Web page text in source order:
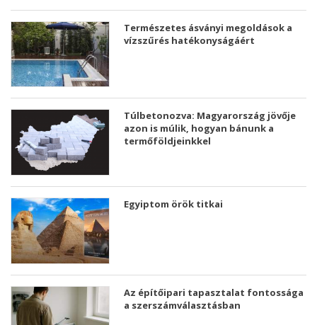
Természetes ásványi megoldások a
vízszűrés hatékonyságáért
Túlbetonozva: Magyarország jövője
azon is múlik, hogyan bánunk a
termőföldjeinkkel
Egyiptom örök titkai
Az építőipari tapasztalat fontossága
a szerszámválasztásban